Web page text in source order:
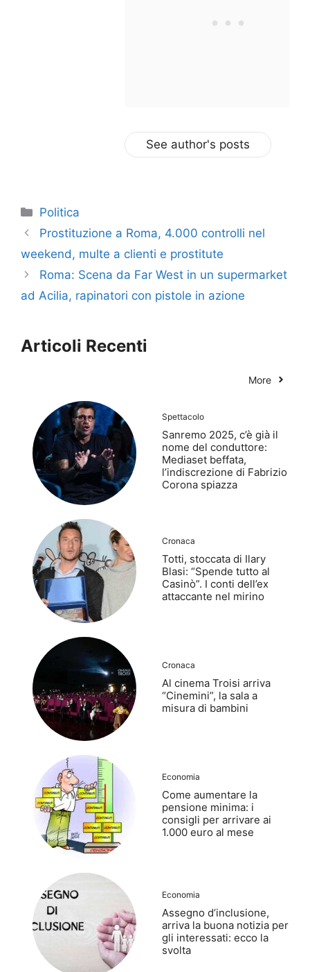
See author's posts
Categorie
Politica
Prostituzione a Roma, 4.000 controlli nel
weekend, multe a clienti e prostitute
Roma: Scena da Far West in un supermarket
ad Acilia, rapinatori con pistole in azione
Articoli Recenti
More
Spettacolo
Sanremo 2025, c’è già il
nome del conduttore:
Mediaset beffata,
l’indiscrezione di Fabrizio
Corona spiazza
Cronaca
Totti, stoccata di Ilary
Blasi: “Spende tutto al
Casinò”. I conti dell’ex
attaccante nel mirino
Cronaca
Al cinema Troisi arriva
“Cinemini”, la sala a
misura di bambini
Economia
Come aumentare la
pensione minima: i
consigli per arrivare ai
1.000 euro al mese
Economia
Assegno d’inclusione,
arriva la buona notizia per
gli interessati: ecco la
svolta